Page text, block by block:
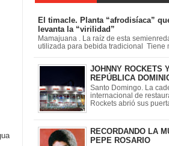
El timacle. Planta “afrodisíaca”
levanta la “virilidad”
Mamajuana . La raíz de esta
utilizada para bebida tradicional Tiene
JOHNNY ROCKETS
REPÚBLICA
Santo Domingo. La
internacional de
Rockets abrió sus
RECORDANDO LA
PEPE ROSARIO